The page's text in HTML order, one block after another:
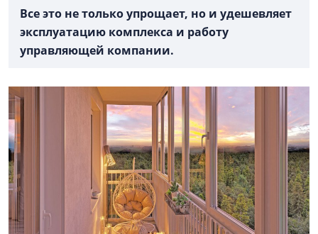
Все это не только упрощает, но и удешевляет
эксплуатацию комплекса и работу
управляющей компании.